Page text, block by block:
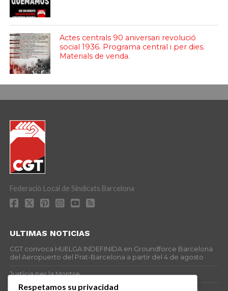
Actes centrals 90 aniversari revolució
social 1936. Programa central i per dies.
Materials de venda.
Federació Local de Sindicats Barcelona
ULTIMAS NOTICIAS
CGT convoca HUELGA INDEFINIDA en Groundforce Barcelona
del Aeropuerto del Prat-Barcelona a partir del 4 de agosto
Justícia per la Montse
Respetamos su privacidad